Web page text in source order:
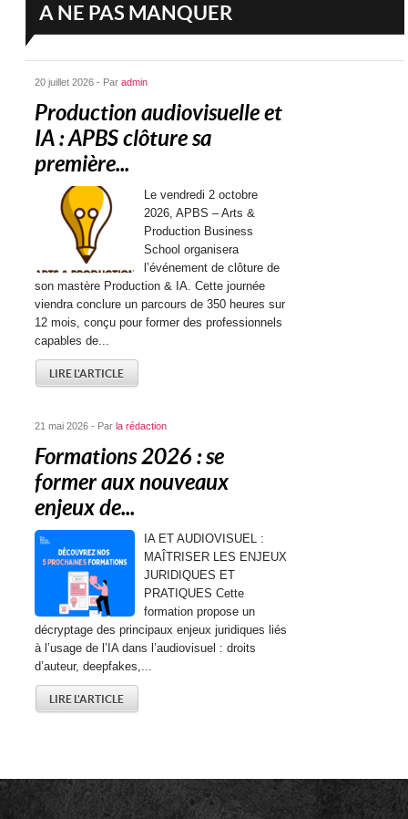
A NE PAS MANQUER
20 juillet 2026 - Paradmin
Production audiovisuelle et
IA : APBS clôture sa
première...
Le vendredi 2 octobre
2026, APBS – Arts &
Production Business
School organisera
l’événement de clôture de
son mastère Production & IA. Cette journée
viendra conclure un parcours de 350 heures sur
12 mois, conçu pour former des professionnels
capables de...
LIRE L'ARTICLE
21 mai 2026 - Parla rédaction
Formations 2026 : se
former aux nouveaux
enjeux de...
IA ET AUDIOVISUEL :
MAÎTRISER LES ENJEUX
JURIDIQUES ET
PRATIQUES Cette
formation propose un
décryptage des principaux enjeux juridiques liés
à l’usage de l’IA dans l’audiovisuel : droits
d’auteur, deepfakes,...
LIRE L'ARTICLE